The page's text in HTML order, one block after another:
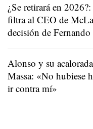
¿Se retirará en
filtra al CEO de
decisión de
Alonso y su
Massa: «No hubiese
ir contra mí»